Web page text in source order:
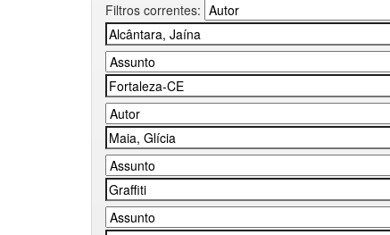
Filtros correntes: